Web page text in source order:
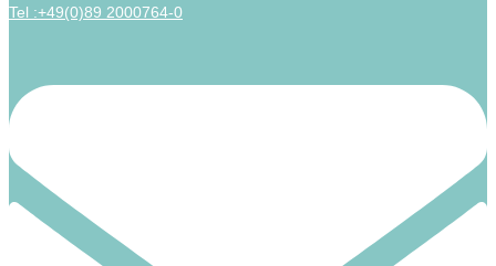
Tel :+49(0)89 2000764-0